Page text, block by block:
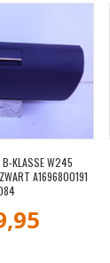
B-KLASSE W245
A1696800191